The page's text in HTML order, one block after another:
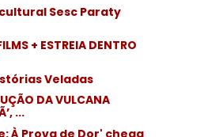
Sesc Paraty
+ ESTREIA DENTRO
Veladas
DA VULCANA
...
À Prova de Dor' chega